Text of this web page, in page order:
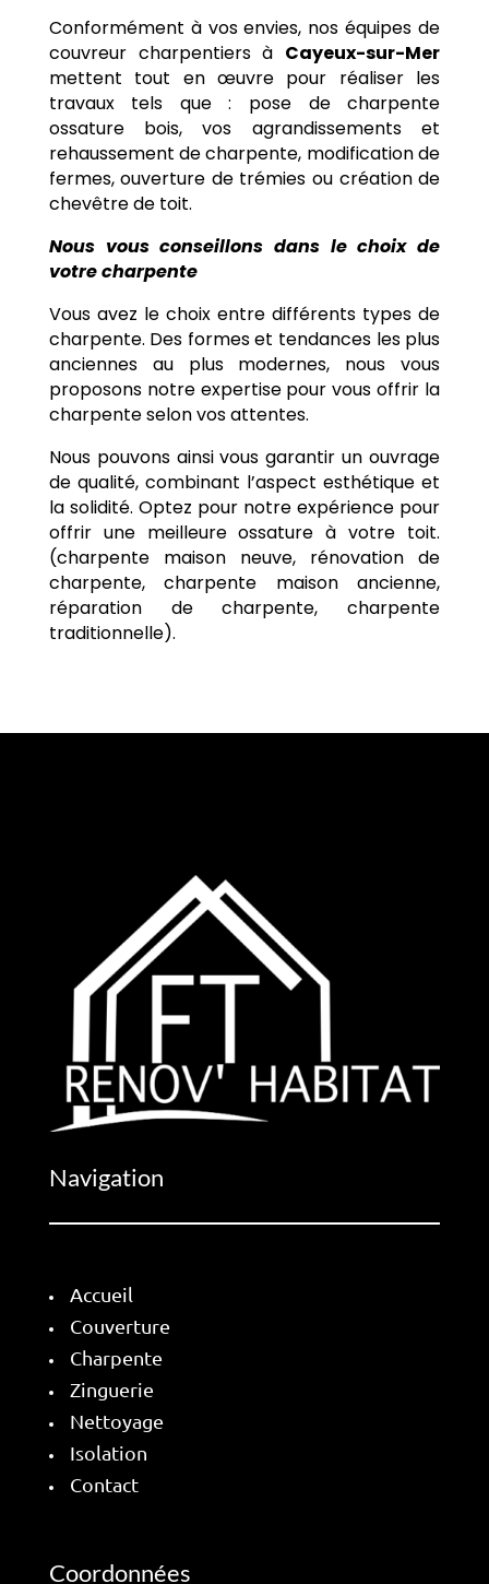
Conformément à vos envies, nos équipes de
couvreur charpentiers à Cayeux-sur-Mer
mettent tout en œuvre pour réaliser les
travaux tels que : pose de charpente
ossature bois, vos agrandissements et
rehaussement de charpente, modification de
fermes, ouverture de trémies ou création de
chevêtre de toit.
Nous vous conseillons dans le choix de
votre charpente
Vous avez le choix entre différents types de
charpente. Des formes et tendances les plus
anciennes au plus modernes, nous vous
proposons notre expertise pour vous offrir la
charpente selon vos attentes.
Nous pouvons ainsi vous garantir un ouvrage
de qualité, combinant l’aspect esthétique et
la solidité. Optez pour notre expérience pour
offrir une meilleure ossature à votre toit.
(charpente maison neuve, rénovation de
charpente, charpente maison ancienne,
réparation de charpente, charpente
traditionnelle).
Navigation
Accueil
Couverture
Charpente
Zinguerie
Nettoyage
Isolation
Contact
Coordonnées